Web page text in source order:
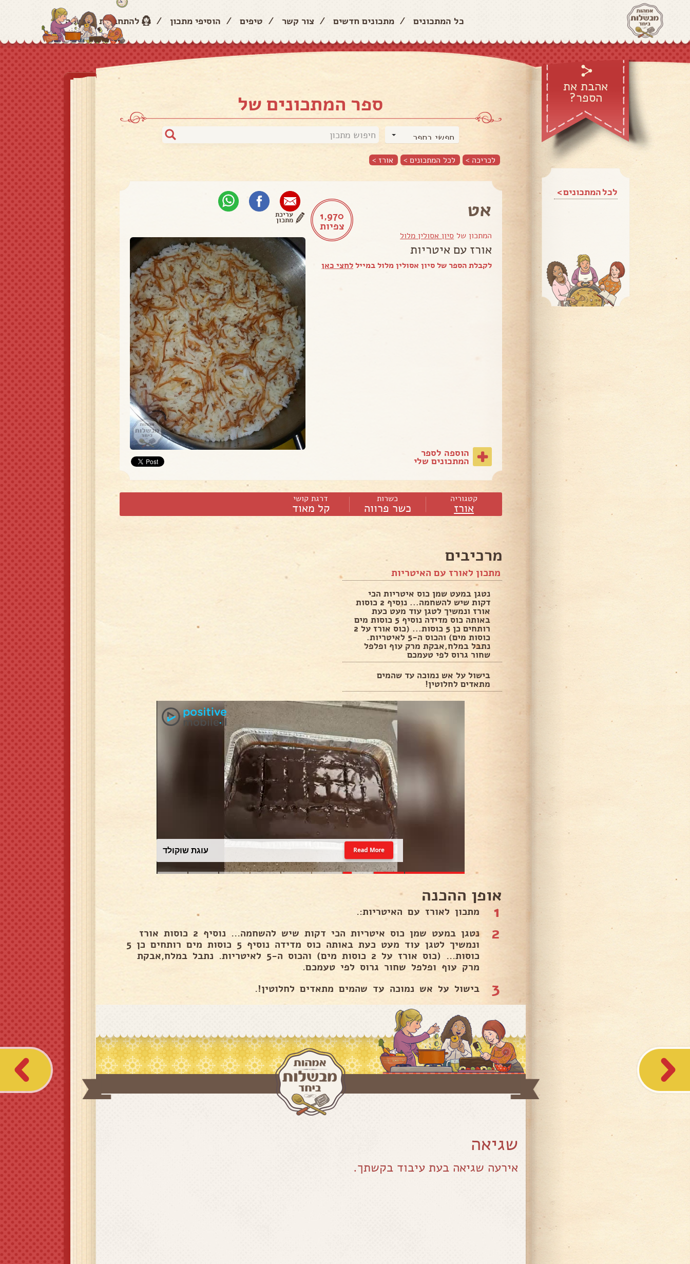
כל המתכונים / מתכונים חדשים / צור קשר / טיפים / הוסיפי מתכון / להתחברות והרשמה
אהבת את
הספר?
לכל המתכונים >
ספר המתכונים של
חפשי בספר
לכריכה > לכל המתכונים > אורז >
1,970
צפיות
אט
המתכון של סיון אסולין מלול
אורז עם איטריות
לקבלת הספר של סיון אסולין מלול במייללחצי כאן
הוספה לספר
המתכונים שלי
עריכת
מתכון
קטגוריה
אורז
כשרות
כשר פרווה
דרגת קושי
קל מאוד
מרכיבים
מתכון לאורז עם האיטריות
נטגן במעט שמן כוס איטריות הכי
דקות שיש להשחמה... נוסיף 2 כוסות
אורז ונמשיך לטגן עוד מעט כעת
באותה כוס מדידה נוסיף 5 כוסות מים
רותחים כן 5 כוסות... (כוס אורז על 2
כוסות מים) והכוס ה-5 לאיטריות.
נתבל במלח,אבקת מרק עוף ופלפל
שחור גרוס לפי טעמכם
בישול על אש נמוכה עד שהמים
מתאדים לחלוטין!
עוגת שוקולד Read More
אופן ההכנה
1 מתכון לאורז עם האיטריות:.
2
נטגן במעט שמן כוס איטריות הכי דקות שיש להשחמה... נוסיף 2 כוסות אורז
ונמשיך לטגן עוד מעט כעת באותה כוס מדידה נוסיף 5 כוסות מים רותחים כן 5
כוסות... (כוס אורז על 2 כוסות מים) והכוס ה-5 לאיטריות. נתבל במלח,אבקת
מרק עוף ופלפל שחור גרוס לפי טעמכם.
3 בישול על אש נמוכה עד שהמים מתאדים לחלוטין!.
שגיאה
אירעה שגיאה בעת עיבוד בקשתך.